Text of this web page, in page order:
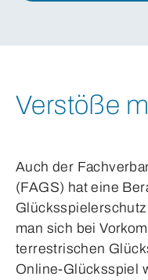
Verstöße
Auch der
(FAGS) hat eine
man sich bei
terrestrischen
Online-Glücksspiel